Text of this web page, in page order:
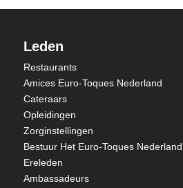
Leden
Restaurants
Amices Euro-Toques Nederland
Cateraars
Opleidingen
Zorginstellingen
Bestuur Het Euro-Toques Nederland
Ereleden
Ambassadeurs